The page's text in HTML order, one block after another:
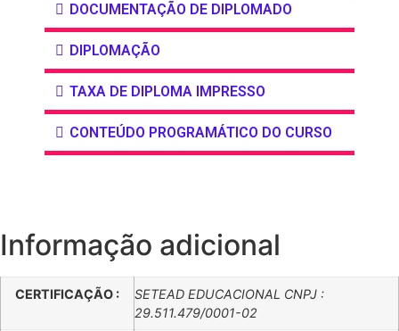
DOCUMENTAÇÃO DE DIPLOMADO
DIPLOMAÇÃO
TAXA DE DIPLOMA IMPRESSO
CONTEÚDO PROGRAMÁTICO DO CURSO
Informação adicional
CERTIFICAÇÃO :
SETEAD EDUCACIONAL CNPJ :
29.511.479/0001-02